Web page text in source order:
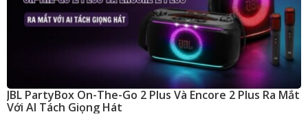
JBL PartyBox On-The-Go 2 Plus Và Encore 2 Plus Ra Mắt
Với AI Tách Giọng Hát